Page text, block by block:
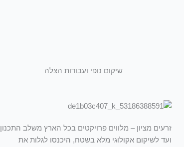
שיקום נופי ועבודות הצלה
זרעים מציון – מלווים פרויקטים בכל הארץ משלב התכנון
ועד לשיקום אקולוגי מלא בשטח, היכנסו לגלות את